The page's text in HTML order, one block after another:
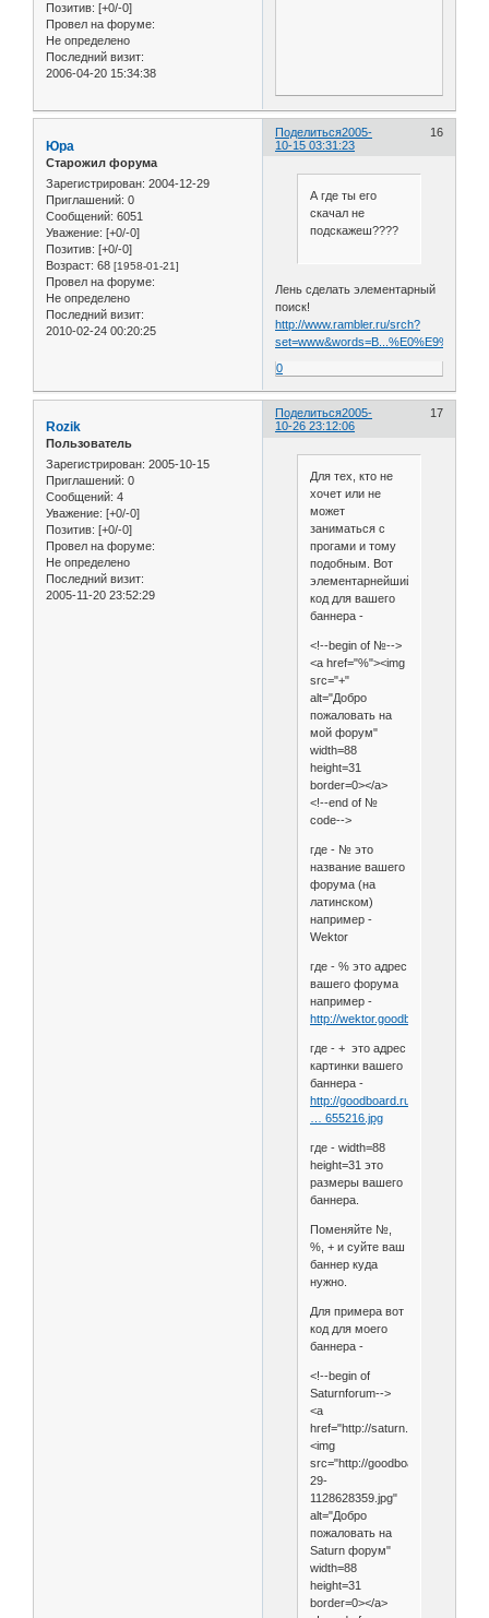
Позитив: [+0/-0]
Провел на форуме:
Не определено
Последний визит:
2006-04-20 15:34:38
Поделиться 16
2005-
10-15 03:31:23
Юра
Старожил форума
Зарегистрирован: 2004-12-29
Приглашений: 0
Сообщений: 6051
Уважение: [+0/-0]
Позитив: [+0/-0]
Возраст: 68 [1958-01-21]
Провел на форуме:
Не определено
Последний визит:
2010-02-24 00:20:25
А где ты его
скачал не
подскажеш????
Лень сделать элементарный
поиск!
http://www.rambler.ru/srch?
0
Поделиться 17
2005-
10-26 23:12:06
Rozik
Пользователь
Зарегистрирован: 2005-10-15
Приглашений: 0
Сообщений: 4
Уважение: [+0/-0]
Позитив: [+0/-0]
Провел на форуме:
Не определено
Последний визит:
2005-11-20 23:52:29
Для тех, кто не
хочет или не
может
заниматься с
прогами и тому
подобным. Вот
элементарнейший
код для вашего
баннера -
<!--begin of №-->
<a href="%"><img
src="+"
alt="Добро
пожаловать на
мой форум"
width=88
height=31
border=0></a>
<!--end of №
code-->
где - № это
название вашего
форума (на
латинском)
например -
Wektor
где - % это адрес
вашего форума
например -
http://wektor.goodboard.ru/
где - + это адрес
картинки вашего
баннера -
http://goodboard.ru/uploads/
… 655216.jpg
где - width=88
height=31 это
размеры вашего
баннера.
Поменяйте №,
%, + и суйте ваш
баннер куда
нужно.
Для примера вот
код для моего
баннера -
<!--begin of
Saturnforum-->
<a
href="http://saturn.goodboard.ru/
<img
src="http://goodboard.ru/
29-
1128628359.jpg"
alt="Добро
пожаловать на
Saturn форум"
width=88
height=31
border=0></a>